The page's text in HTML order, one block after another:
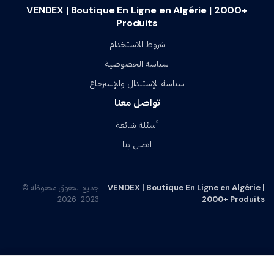
VENDEX | Boutique En Ligne en Algérie | 2000+
Produits
شروط الاستخدام
سياسة الخصوصية
سياسة الإستبدال والإسترجاع
تواصل معنا
أسئلة شائعة
اتصل بنا
VENDEX | Boutique En Ligne en Algérie |
2000+ Produits
جميع الحقوق محفوظة ©
2023-2026